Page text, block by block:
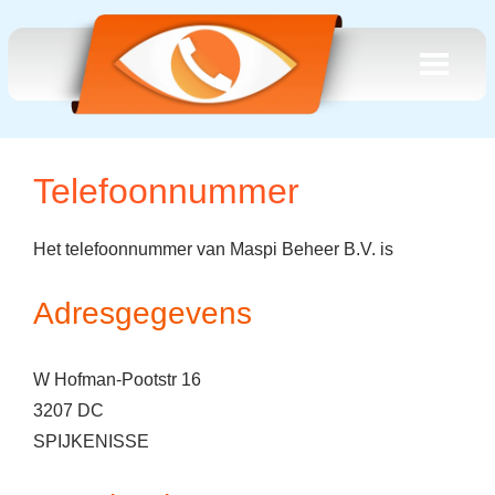
Telefoonnummer
Het telefoonnummer van Maspi Beheer B.V. is
Adresgegevens
W Hofman-Pootstr 16
3207 DC
SPIJKENISSE